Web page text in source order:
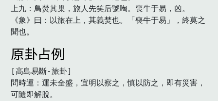
上九：鳥焚其巢，旅人先笑后號啕。喪牛于易，凶。
《象》曰：以旅在上，其義焚也。「喪牛于易」，終莫之
聞也。
原卦占例
[高島易斷-旅卦]
問時運：運未全盛，宜明以察之，慎以防之，即有災害，
可隨即解脫。